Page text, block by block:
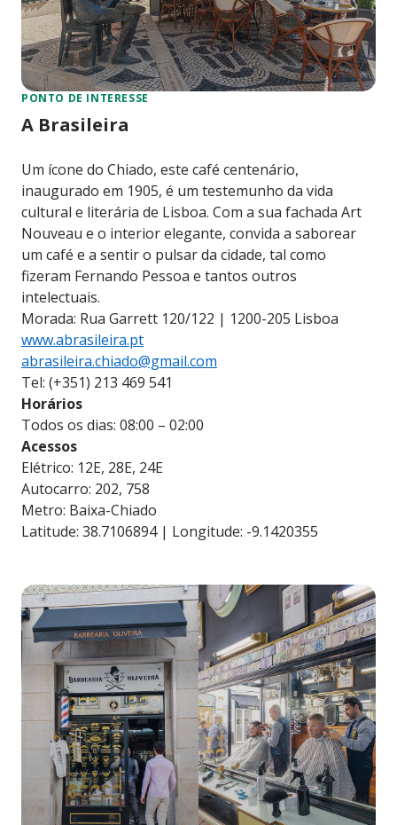
PONTO DE INTERESSE
A Brasileira
Um ícone do Chiado, este café centenário,
inaugurado em 1905, é um testemunho da vida
cultural e literária de Lisboa. Com a sua fachada Art
Nouveau e o interior elegante, convida a saborear
um café e a sentir o pulsar da cidade, tal como
fizeram Fernando Pessoa e tantos outros
intelectuais.
Morada: Rua Garrett 120/122 | 1200-205 Lisboa
www.abrasileira.pt
abrasileira.chiado@gmail.com
Tel: (+351) 213 469 541
Horários
Todos os dias: 08:00 – 02:00
Acessos
Elétrico: 12E, 28E, 24E
Autocarro: 202, 758
Metro: Baixa-Chiado
Latitude: 38.7106894 | Longitude: -9.1420355